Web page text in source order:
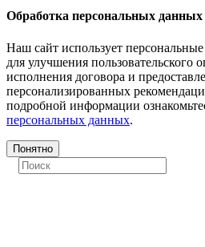
Обработка персональных данных
Наш сайт использует
для улучшения пользовательского
исполнения договора и
персонализированных
подробной информации
персональных данных.
Понятно